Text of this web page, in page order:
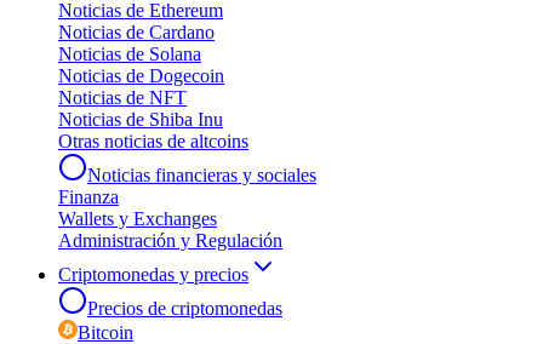
Noticias de Ethereum
Noticias de Cardano
Noticias de Solana
Noticias de Dogecoin
Noticias de NFT
Noticias de Shiba Inu
Otras noticias de altcoins
Noticias financieras y sociales
Finanza
Wallets y Exchanges
Administración y Regulación
Criptomonedas y precios
Precios de criptomonedas
Bitcoin